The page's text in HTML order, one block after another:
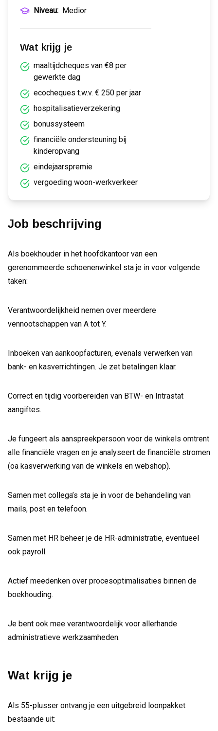
Niveau: Medior
Wat krijg je
maaltijdcheques van €8 per
gewerkte dag
ecocheques t.w.v. € 250 per jaar
hospitalisatieverzekering
bonussysteem
financiële ondersteuning bij
kinderopvang
eindejaarspremie
vergoeding woon-werkverkeer
Job beschrijving
Als boekhouder in het hoofdkantoor van een
gerenommeerde schoenenwinkel sta je in voor volgende
taken:
Verantwoordelijkheid nemen over meerdere
vennootschappen van A tot Y.
Inboeken van aankoopfacturen, evenals verwerken van
bank- en kasverrichtingen. Je zet betalingen klaar.
Correct en tijdig voorbereiden van BTW- en Intrastat
aangiftes.
Je fungeert als aanspreekpersoon voor de winkels omtrent
alle financiële vragen en je analyseert de financiële stromen
(oa kasverwerking van de winkels en webshop).
Samen met collega’s sta je in voor de behandeling van
mails, post en telefoon.
Samen met HR beheer je de HR-administratie, eventueel
ook payroll.
Actief meedenken over procesoptimalisaties binnen de
boekhouding.
Je bent ook mee verantwoordelijk voor allerhande
administratieve werkzaamheden.
Wat krijg je
Als 55-plusser ontvang je een uitgebreid loonpakket
bestaande uit: